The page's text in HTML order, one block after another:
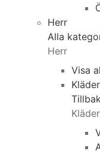
Herr
Alla
Herr
Visa
Kläder
Kläder